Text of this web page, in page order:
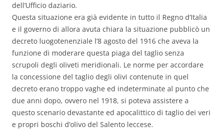
dell’Ufficio daziario.
Questa situazione era già evidente in tutto il Regno d’Italia
e il governo di allora avuta chiara la situazione pubblicò un
decreto luogotenenziale l’8 agosto del 1916 che aveva la
funzione di moderare questa piaga del taglio senza
scrupoli degli oliveti meridionali. Le norme per accordare
la concessione del taglio degli olivi contenute in quel
decreto erano troppo vaghe ed indeterminate al punto che
due anni dopo, ovvero nel 1918, si poteva assistere a
questo scenario devastante ed apocalittico di taglio dei veri
e propri boschi d’olivo del Salento leccese.